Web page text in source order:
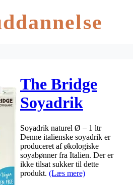
The Bridge
Soyadrik
naturel Ø – 1
ltr
Soyadrik naturel Ø – 1 ltr
Denne italienske soyadrik er
produceret af økologiske
soyabønner fra Italien. Der er
ikke tilsat sukker til dette
produkt. (Læs mere)